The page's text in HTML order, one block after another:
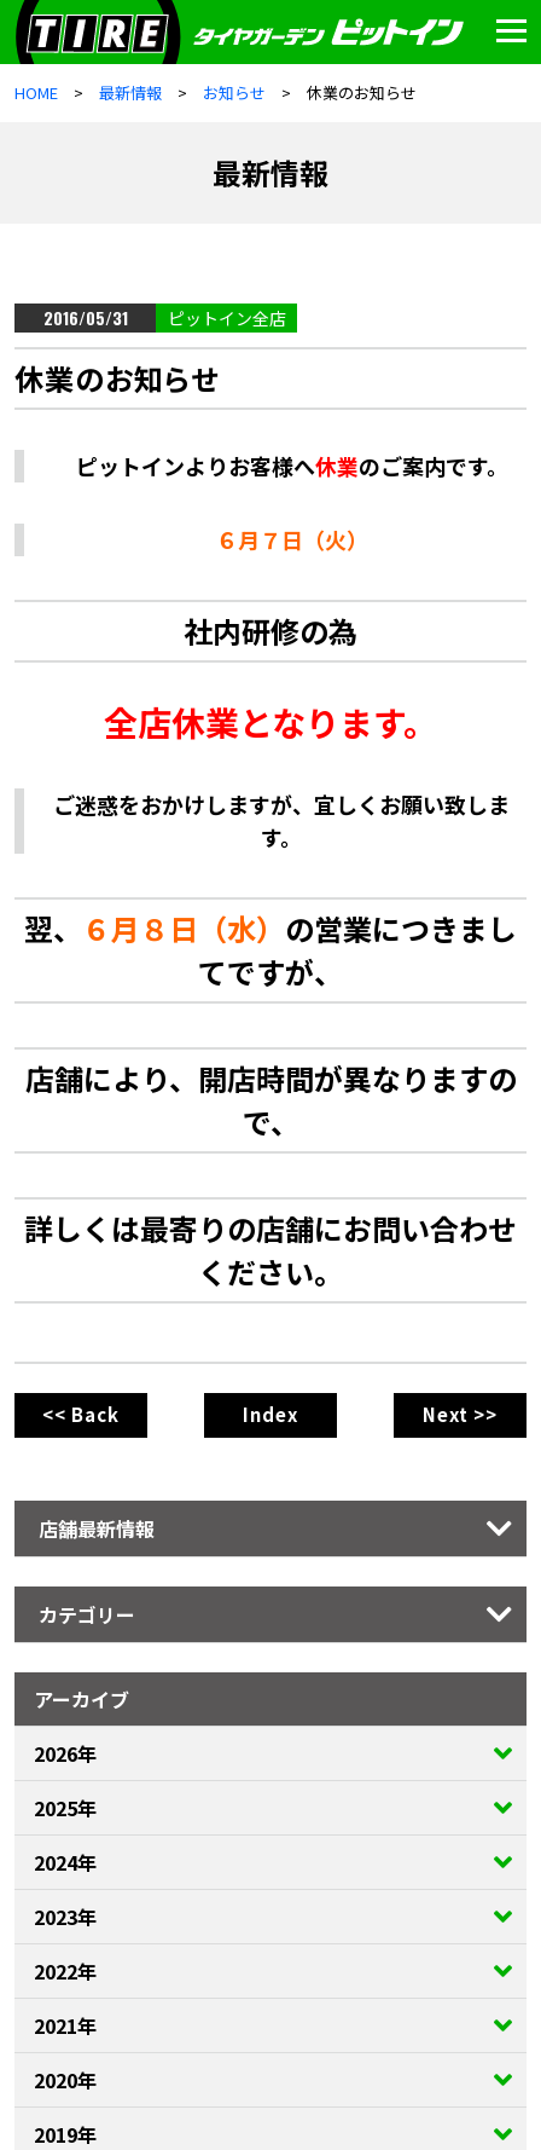
HOME 最新情報 お知らせ 休業のお知らせ
最新情報
2016/05/31 ピットイン全店
休業のお知らせ
ピットインよりお客様へ休業のご案内です。
６月７日（火）
社内研修の為
全店休業となります。
ご迷惑をおかけしますが、宜しくお願い致しま
す。
翌、 ６月８日（水） の営業につきまし
てですが、
店舗により、開店時間が異なりますの
で、
詳しくは最寄りの店舗にお問い合わせ
ください。
<< Back Index Next >>
店舗最新情報
カテゴリー
アーカイブ
2026年
2025年
2024年
2023年
2022年
2021年
2020年
2019年